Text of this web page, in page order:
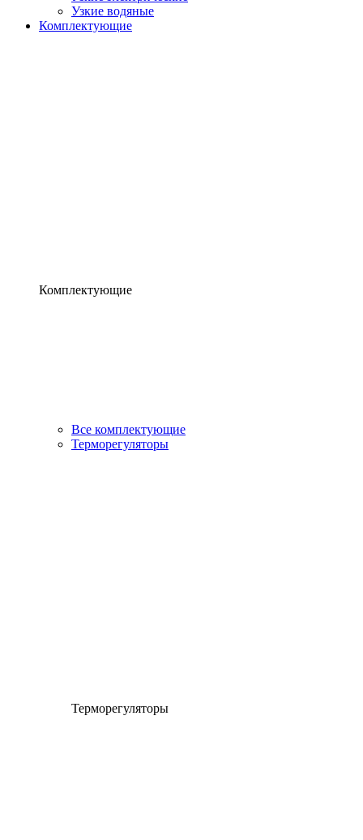
Узкие водяные
Комплектующие
Комплектующие
Все комплектующие
Терморегуляторы
Терморегуляторы